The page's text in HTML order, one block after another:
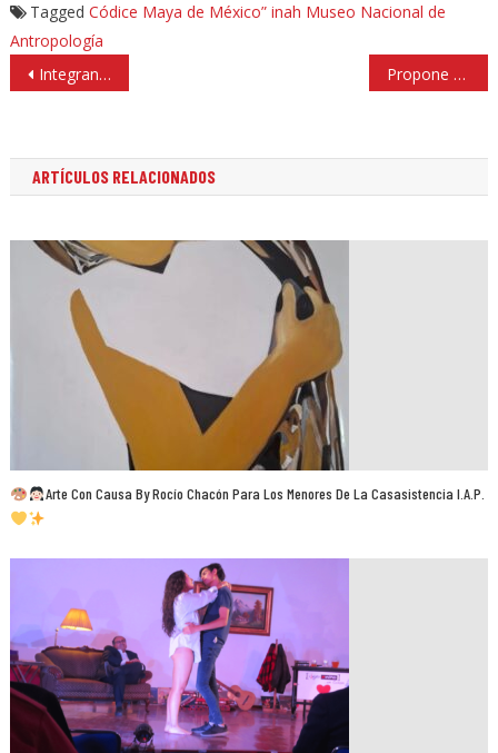
Tagged Códice Maya de México” inah Museo Nacional de
Antropología
Navegación
de
Integran 40 organizaciones Consejo Coordinador Empresarial Estado de México Propone PRD reformas para establecer matrimonio igualitario en el Edomex
ARTÍCULOS RELACIONADOS
Arte Con Causa By Rocío Chacón Para Los Menores De La Casasistencia I.A.P.